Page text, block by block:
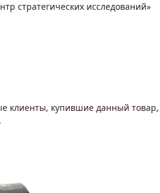
стратегических исследований»
клиенты, купившие данный товар,